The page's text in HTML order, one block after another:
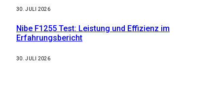
30. JULI 2026
Nibe F1255 Test: Leistung und Effizienz im
Erfahrungsbericht
30. JULI 2026